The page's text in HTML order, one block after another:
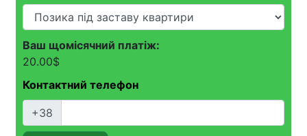
Ваш щомісячний платіж:
20.00$
Контактний телефон
+38